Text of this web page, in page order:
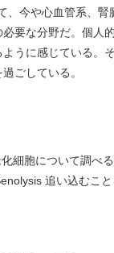
、今や心血管系、
要な分野だ。個人
うに感じている。
ごしている。
細胞について調べ
追い込むこ